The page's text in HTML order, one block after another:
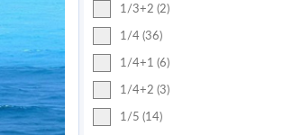
1/3+2 (2)
1/4 (36)
1/4+1 (6)
1/4+2 (3)
1/5 (14)